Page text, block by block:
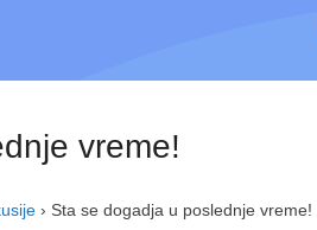
vreme!
› Sta se dogadja u poslednje vreme!